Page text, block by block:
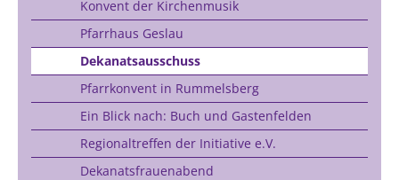
Konvent der Kirchenmusik
Pfarrhaus Geslau
Dekanatsausschuss
Pfarrkonvent in Rummelsberg
Ein Blick nach: Buch und Gastenfelden
Regionaltreffen der Initiative e.V.
Dekanatsfrauenabend